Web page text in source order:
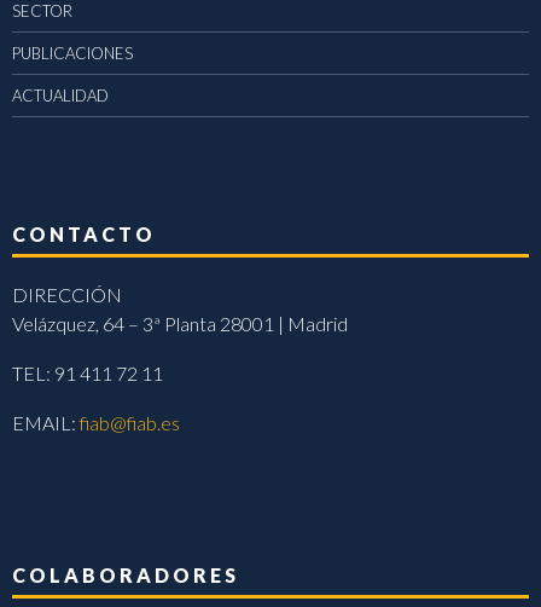
SECTOR
PUBLICACIONES
ACTUALIDAD
CONTACTO
DIRECCIÓN
Velázquez, 64 – 3ª Planta 28001 | Madrid
TEL: 91 411 72 11
EMAIL:fiab@fiab.es
COLABORADORES